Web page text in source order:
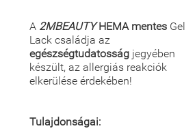
A 2MBEAUTY HEMA mentes Gel
Lack családja az
egészségtudatosság jegyében
készült, az allergiás reakciók
elkerülése érdekében!
Tulajdonságai: